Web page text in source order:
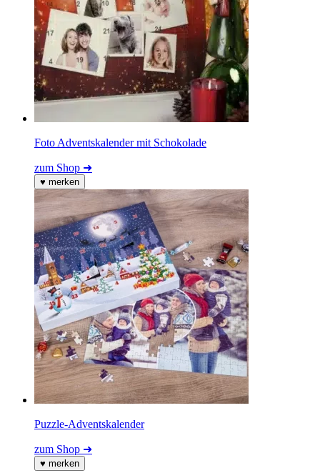
Foto Adventskalender mit Schokolade
zum Shop ➜
♥ merken
Puzzle-Adventskalender
zum Shop ➜
♥ merken